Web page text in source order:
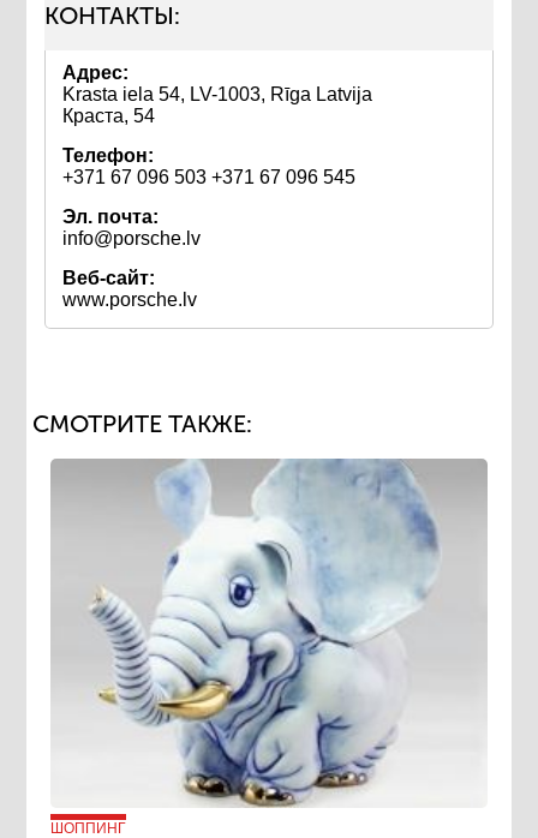
КОНТАКТЫ:
Адрес:
Krasta iela 54, LV-1003, Rīga Latvija
Краста, 54
Телефон:
+371 67 096 503 +371 67 096 545
Эл. почта:
info@porsche.lv
Веб-сайт:
www.porsche.lv
СМОТРИТЕ ТАКЖЕ:
ШОППИНГ